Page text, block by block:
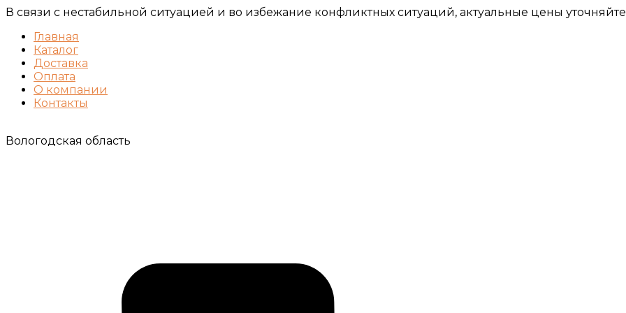
В связи с нестабильной ситуацией и во избежание конфликтных ситуаций, актуальные цены
Главная
Каталог
Доставка
Оплата
О компании
Контакты
Вологодская область